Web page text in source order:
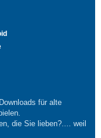
für alte
die Sie lieben?.... weil